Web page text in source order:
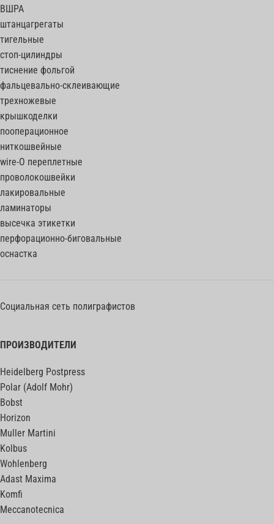
ВШРА
штанцагрегаты
тигельные
стоп-цилиндры
тиснение фольгой
фальцевально-склеивающие
трехножевые
крышкоделки
пооперационное
ниткошвейные
wire-O переплетные
проволокошвейки
лакировальные
ламинаторы
высечка этикетки
перфорационно-биговальные
оснастка
Социальная сеть полиграфистов
ПРОИЗВОДИТЕЛИ
Heidelberg Postpress
Polar (Adolf Mohr)
Bobst
Horizon
Muller Martini
Kolbus
Wohlenberg
Adast Maxima
Komfi
Meccanotecnica